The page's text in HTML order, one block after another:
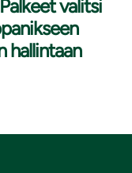
valitsi
hallintaan